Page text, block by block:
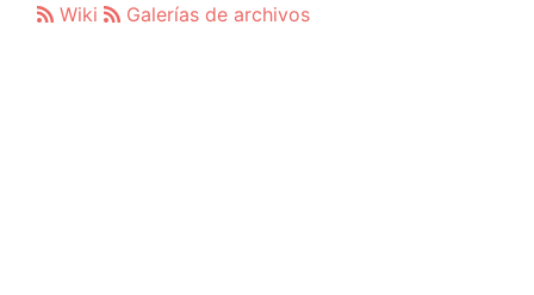
Wiki Galerías de archivos